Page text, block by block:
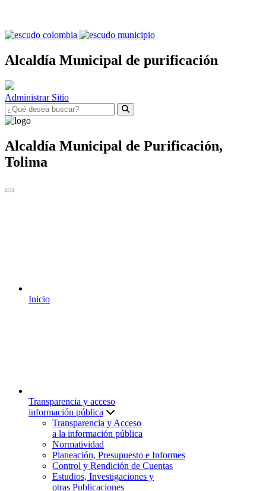
Alcaldía Municipal de purificación
Administrar Sitio
Alcaldía Municipal de Purificación,
Tolima
Inicio
Transparencia y acceso
información pública
Transparencia y Acceso
a la información pública
Normatividad
Planeación, Presupuesto e Informes
Control y Rendición de Cuentas
Estudios, Investigaciones y
otras Publicaciones